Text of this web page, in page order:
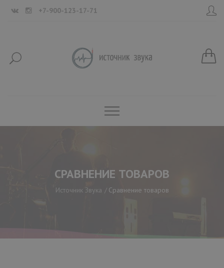
+7-900-123-17-71
СРАВНЕНИЕ ТОВАРОВ
Источник Звука Сравнение товаров